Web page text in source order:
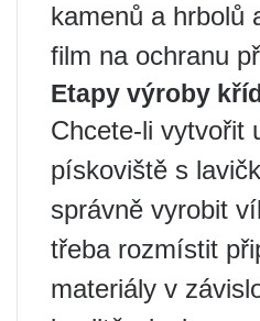
kamenů a hrbolů
film na ochranu
Etapy výroby
Chcete-li vytvořit
pískoviště s
správně vyrobit
třeba rozmístit
materiály v